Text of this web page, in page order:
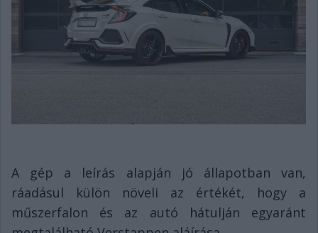
A gép a leírás alapján jó állapotban van,
ráadásul külön növeli az értékét, hogy a
műszerfalon és az autó hátulján egyaránt